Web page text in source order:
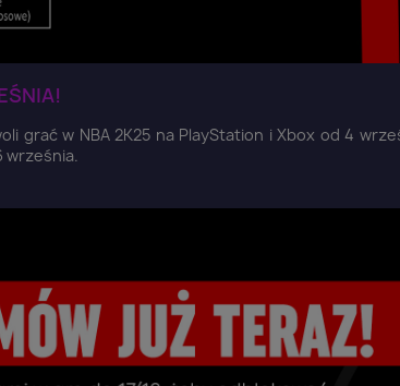
grać w NBA 2K25 na PlayStation i Xbox od 4
września.
Zaloguj się